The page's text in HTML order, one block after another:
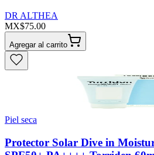
DR ALTHEA
MX$75.00
Agregar al carrito
Piel seca
Protector Solar Dive in